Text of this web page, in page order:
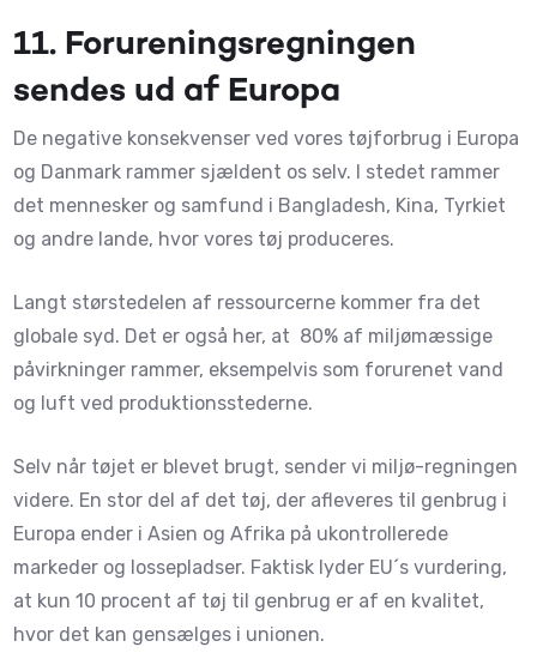
11. Forureningsregningen
sendes ud af Europa
De negative konsekvenser ved vores tøjforbrug i Europa
og Danmark rammer sjældent os selv. I stedet rammer
det mennesker og samfund i Bangladesh, Kina, Tyrkiet
og andre lande, hvor vores tøj produceres.
Langt størstedelen af ressourcerne kommer fra det
globale syd. Det er også her, at 80% af miljømæssige
påvirkninger rammer, eksempelvis som forurenet vand
og luft ved produktionsstederne.
Selv når tøjet er blevet brugt, sender vi miljø-regningen
videre. En stor del af det tøj, der afleveres til genbrug i
Europa ender i Asien og Afrika på ukontrollerede
markeder og lossepladser. Faktisk lyder EU´s vurdering,
at kun 10 procent af tøj til genbrug er af en kvalitet,
hvor det kan gensælges i unionen.